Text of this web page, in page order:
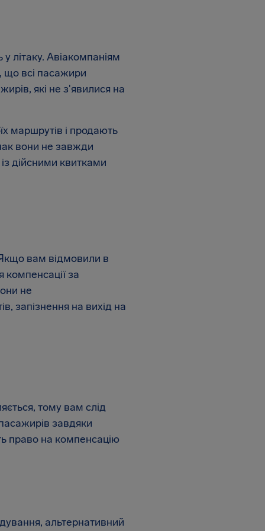
літаку. Авіакомпаніям
що всі пасажири
які не з'явилися на
маршрутів і продають
вони не завжди
дійсними квитками
вам відмовили в
за
не
запізнення на вихід на
тому вам слід
завдяки
право на компенсацію
альтернативний